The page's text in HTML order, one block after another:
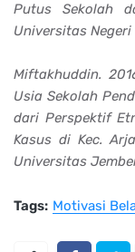
Putus Sekolah
Universitas Negeri
Miftakhuddin.
Usia Sekolah
dari Perspektif
Kasus di Kec.
Universitas
Tags: Motivasi